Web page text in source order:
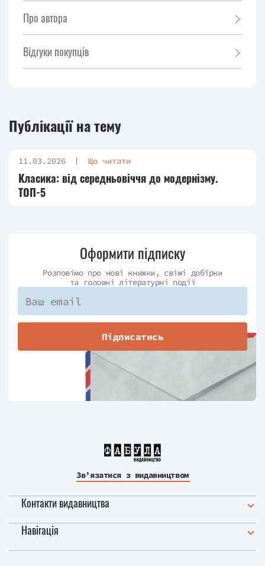
Про автора
Відгуки покупців
Публікації на тему
11.03.2026 Що читати
Класика: від середньовіччя до модернізму.
ТОП-5
Оформити підписку
Розповімо про нові книжки, свіжі добірки
та головні літературні події
Підписатись
Зв’язатися з видавництвом
Контакти видавництва
Навігація